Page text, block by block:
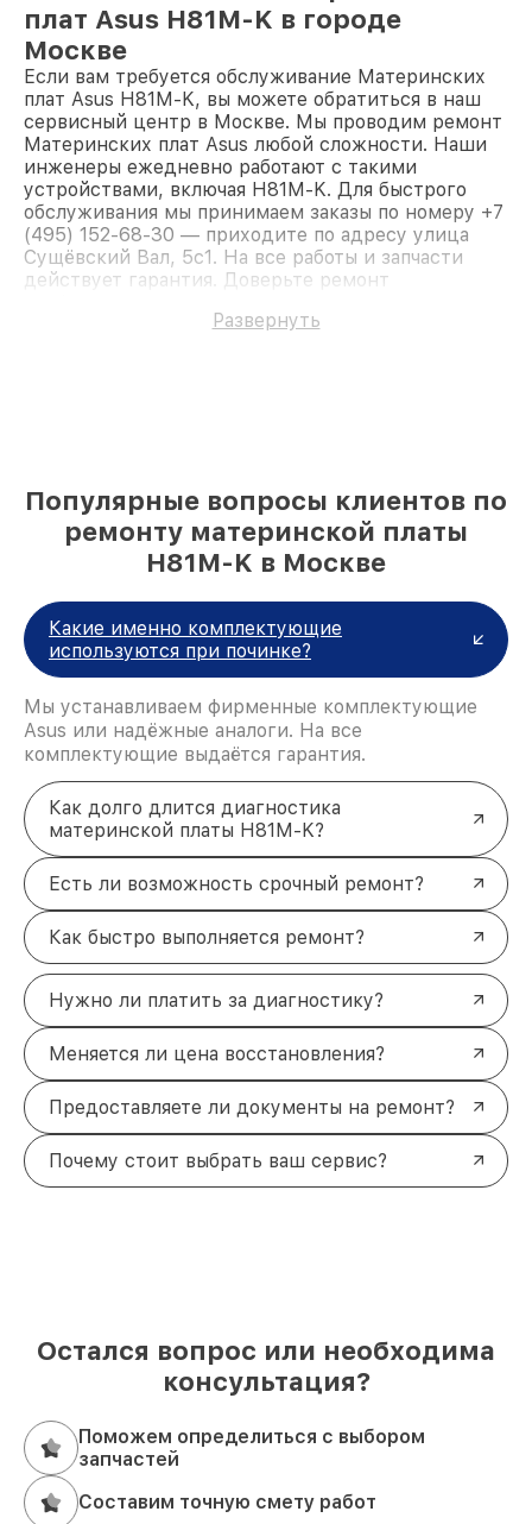
плат Asus H81M-K в городе
Москве
Если вам требуется обслуживание Материнских
плат Asus H81M-K, вы можете обратиться в наш
сервисный центр в Москве. Мы проводим ремонт
Материнских плат Asus любой сложности. Наши
инженеры ежедневно работают с такими
устройствами, включая H81M-K. Для быстрого
обслуживания мы принимаем заказы по номеру +7
(495) 152-68-30 — приходите по адресу улица
Сущёвский Вал, 5с1. На все работы и запчасти
действует гарантия. Доверьте ремонт
Развернуть
Популярные вопросы клиентов по
ремонту материнской платы
H81M-K в Москве
Какие именно комплектующие
используются при починке?
Мы устанавливаем фирменные комплектующие
Asus или надёжные аналоги. На все
комплектующие выдаётся гарантия.
Как долго длится диагностика
материнской платы H81M-K?
Есть ли возможность срочный ремонт?
Как быстро выполняется ремонт?
Нужно ли платить за диагностику?
Меняется ли цена восстановления?
Предоставляете ли документы на ремонт?
Почему стоит выбрать ваш сервис?
Остался вопрос или необходима
консультация?
Поможем определиться с выбором
запчастей
Составим точную смету работ